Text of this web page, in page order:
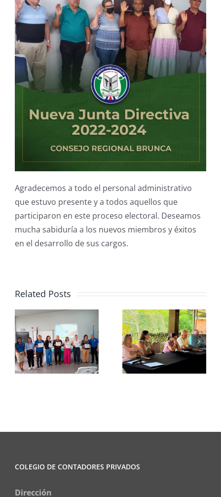
Agradecemos a todo el personal administrativo
que estuvo presente y a todos aquellos que
participaron en este proceso electoral. Deseamos
mucha sabiduría a los nuevos miembros y éxitos
en el desarrollo de sus cargos.
Related Posts
Consejo
Regional
Brunca
Consejo
Regional
Liberia
COLEGIO DE CONTADORES PRIVADOS
Dirección